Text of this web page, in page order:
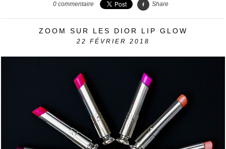
0 commentaire Share
ZOOM SUR LES DIOR LIP GLOW
22 FÉVRIER 2018